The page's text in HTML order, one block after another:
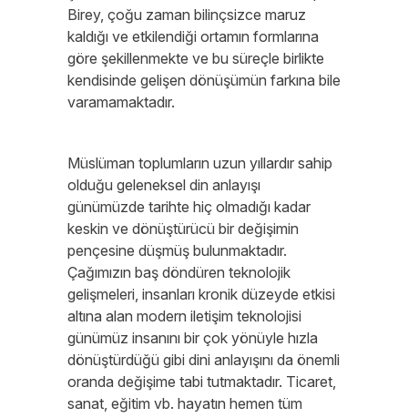
Birey, çoğu zaman bilinçsizce maruz
kaldığı ve etkilendiği ortamın formlarına
göre şekillenmekte ve bu süreçle birlikte
kendisinde gelişen dönüşümün farkına bile
varamamaktadır.
Müslüman toplumların uzun yıllardır sahip
olduğu geleneksel din anlayışı
günümüzde tarihte hiç olmadığı kadar
keskin ve dönüştürücü bir değişimin
pençesine düşmüş bulunmaktadır.
Çağımızın baş döndüren teknolojik
gelişmeleri, insanları kronik düzeyde etkisi
altına alan modern iletişim teknolojisi
günümüz insanını bir çok yönüyle hızla
dönüştürdüğü gibi dini anlayışını da önemli
oranda değişime tabi tutmaktadır. Ticaret,
sanat, eğitim vb. hayatın hemen tüm